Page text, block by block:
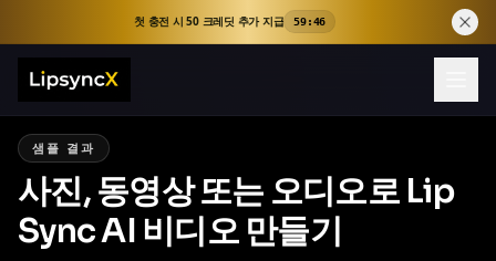
첫 충전 시 50 크레딧 추가 지급 59:46
샘플 결과
사진, 동영상 또는 오디오로 Lip
Sync AI 비디오 만들기